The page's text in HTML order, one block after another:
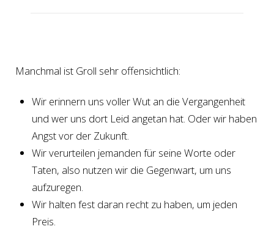
Manchmal ist Groll sehr offensichtlich:
Wir erinnern uns voller Wut an die Vergangenheit
und wer uns dort Leid angetan hat. Oder wir haben
Angst vor der Zukunft.
Wir verurteilen jemanden für seine Worte oder
Taten, also nutzen wir die Gegenwart, um uns
aufzuregen.
Wir halten fest daran recht zu haben, um jeden
Preis.